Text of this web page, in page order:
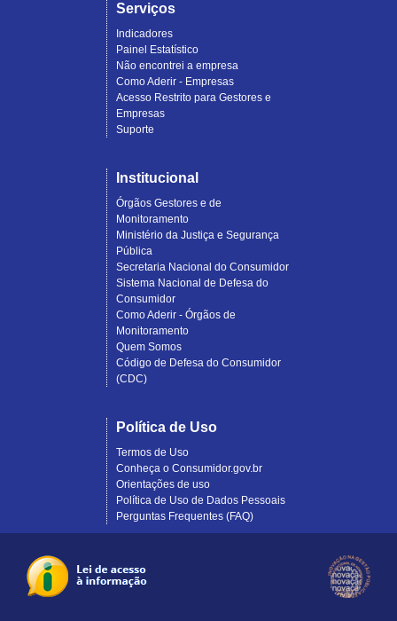
Serviços
Indicadores
Painel Estatístico
Não encontrei a empresa
Como Aderir - Empresas
Acesso Restrito para Gestores e
Empresas
Suporte
Institucional
Órgãos Gestores e de
Monitoramento
Ministério da Justiça e Segurança
Pública
Secretaria Nacional do Consumidor
Sistema Nacional de Defesa do
Consumidor
Como Aderir - Órgãos de
Monitoramento
Quem Somos
Código de Defesa do Consumidor
(CDC)
Política de Uso
Termos de Uso
Conheça o Consumidor.gov.br
Orientações de uso
Política de Uso de Dados Pessoais
Perguntas Frequentes (FAQ)